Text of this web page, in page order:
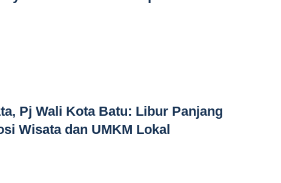
Pj Wali Kota Batu: Libur Panjang
Wisata dan UMKM Lokal